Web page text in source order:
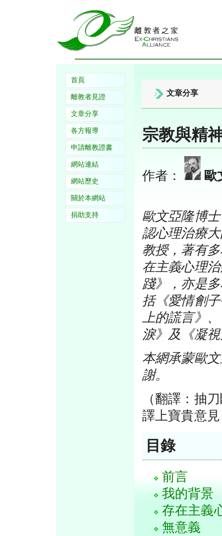
首頁
離教者見證
文章分享
各方報導
申請離教證書
網站連結
網站歷史
關於本網站
捐助支持
文章分享
宗教與精
作者： 歐
歐文亞隆博
認心理治療
教授，著有
在主義心理
踐》，亦是
括《愛情劊
上的謊言》
淚》及《凝
本網承蒙歐
謝。
（翻譯：抽
譯上寶貴意
目錄
前言
我的背景
存在主義
無意義